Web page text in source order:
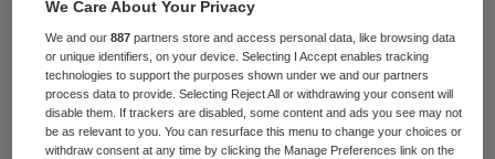
de Verenigde Naties dat het dodelijke virus
ook in de hoofdstad was vastgesteld,
nadat het was opgedoken in het zuiden.
Daar zijn 59 mensen overleden.
We Care About Your Privacy
We and our887 partners store and access personal data, like browsing data
or unique identifiers, on your device. Selecting I Accept enables tracking
technologies to support the purposes shown under we and our partners
process data to provide. Selecting Reject All or withdrawing your consent will
disable them. If trackers are disabled, some content and ads you see may not
be as relevant to you. You can resurface this menu to change your choices or
withdraw consent at any time by clicking the Manage Preferences link on the